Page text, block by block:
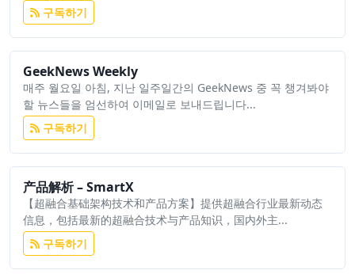
구독하기
GeekNews Weekly
매주 월요일 아침, 지난 일주일간의 GeekNews 중 꼭 챙겨봐야
할 뉴스들을 엄선하여 이메일로 보내드립니다...
구독하기
产品解析 – SmartX
【超融合基础架构技术和产品方案】提供超融合行业最新动态
信息，包括最新的超融合技术与产品知识，国内外主...
구독하기